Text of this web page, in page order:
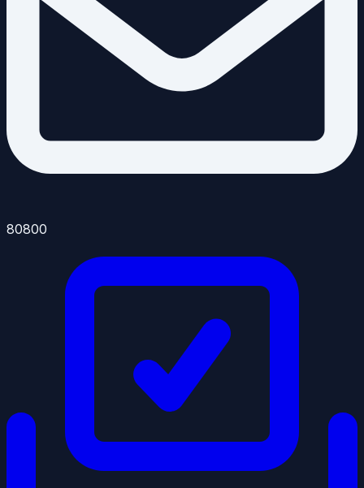
80800